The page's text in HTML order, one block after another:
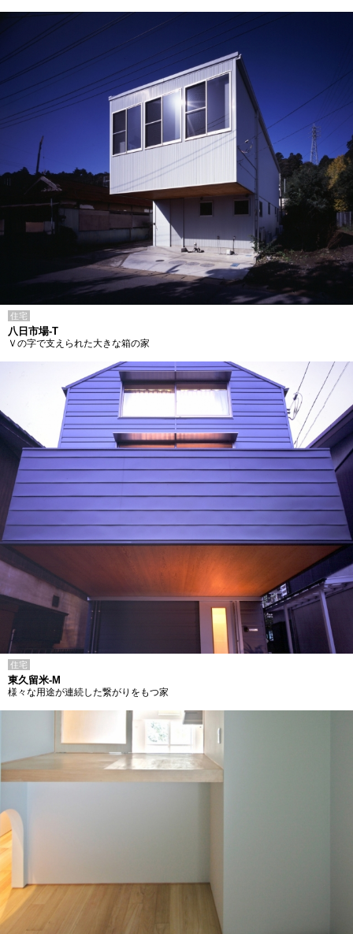
住宅
八日市場-T
Ｖの字で支えられた大きな箱の家
住宅
東久留米-M
様々な用途が連続した繋がりをもつ家